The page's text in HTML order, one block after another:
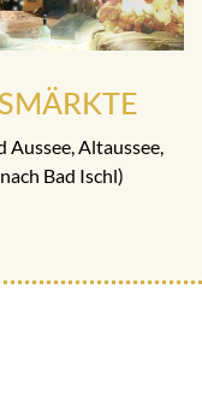
Altaussee,
Bad Ischl)